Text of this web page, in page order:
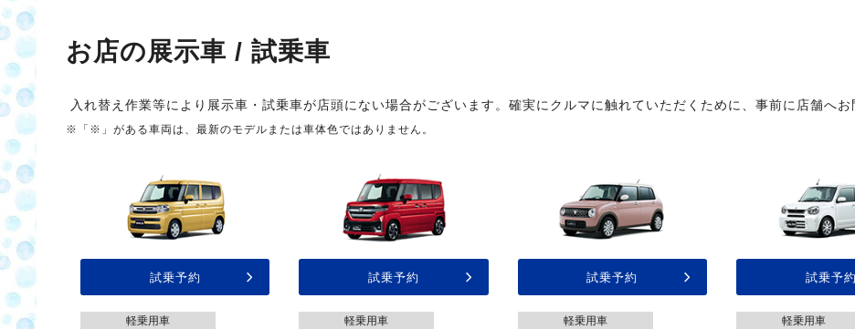
お店の展示車 / 試乗車
入れ替え作業等により展示車・試乗車が店頭にない場合がございます。確実にクルマに触れていただくために、事前に店舗へお
※「※」がある車両は、最新のモデルまたは車体色ではありません。
試乗予約
軽乗用車
試乗予約
軽乗用車
試乗予約
軽乗用車
試乗予約
軽乗用車